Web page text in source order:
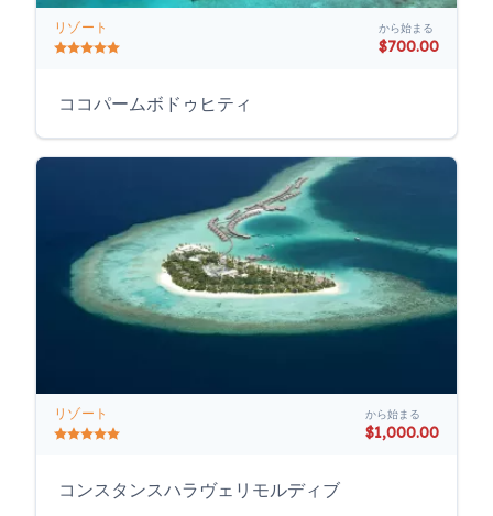
リゾート から始まる
$700.00
ココパームボドゥヒティ
リゾート から始まる
$1,000.00
コンスタンスハラヴェリモルディブ